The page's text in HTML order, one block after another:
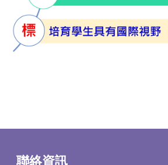
聯絡資訊